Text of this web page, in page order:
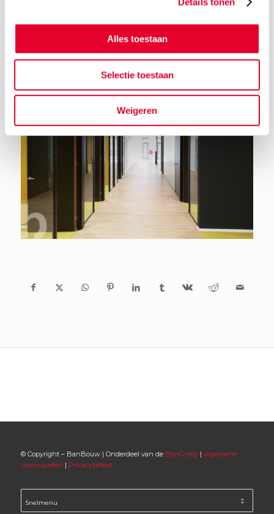
Alles toestaan
Selectie toestaan
Weigeren
© Copyright – BanBouw | Onderdeel van de BanGroep| Algemene
voorwaarden | Privacybeleid